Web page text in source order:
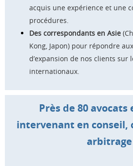
acquis une expérience et une
procédures.
Des correspondants en Asie
Kong, Japon) pour répondre
d’expansion de nos clients sur
internationaux.
Près de 80
intervenant en
arbitrage